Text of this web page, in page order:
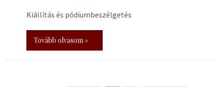
Kiállítás és pódiumbeszélgetés
Tovább olvasom »